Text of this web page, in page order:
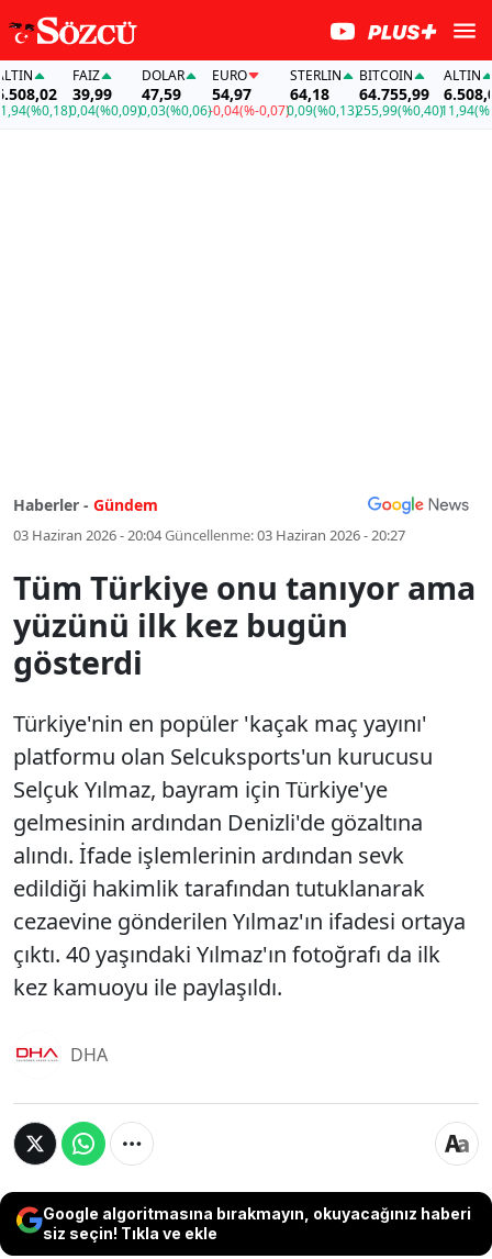
(%0,18)
39,99
0,04(%0,09)
DOLAR
47,59
0,03(%0,06)
EURO
54,97
-0,04(%-0,07)
STERLIN
64,18
0,09(%0,13)
BITCOIN
64.755,99
255,99(%0,40)
ALTIN
6.508,02
11,94
Haberler - Gündem
03 Haziran 2026 - 20:04Güncellenme:03 Haziran 2026 - 20:27
Tüm Türkiye onu tanıyor ama
yüzünü ilk kez bugün
gösterdi
Türkiye'nin en popüler 'kaçak maç yayını'
platformu olan Selcuksports'un kurucusu
Selçuk Yılmaz, bayram için Türkiye'ye
gelmesinin ardından Denizli'de gözaltına
alındı. İfade işlemlerinin ardından sevk
edildiği hakimlik tarafından tutuklanarak
cezaevine gönderilen Yılmaz'ın ifadesi ortaya
çıktı. 40 yaşındaki Yılmaz'ın fotoğrafı da ilk
kez kamuoyu ile paylaşıldı.
DHA
Google algoritmasına bırakmayın, okuyacağınız haberi
siz seçin! Tıkla ve ekle